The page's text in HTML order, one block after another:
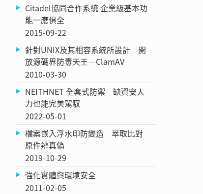
Citadel協同合作系統 企業級基本功
能一應俱全
2015-09-22
針對UNIX及其相容系統所設計 開
放源碼界防毒天王—ClamAV
2010-03-30
NEITHNET 全套式防禦 缺資安人
力也能完美駕馭
2022-05-01
檔案嵌入浮水印防變造 萃取比對
原件辨真偽
2019-10-29
強化實體與環境安全
2011-02-05